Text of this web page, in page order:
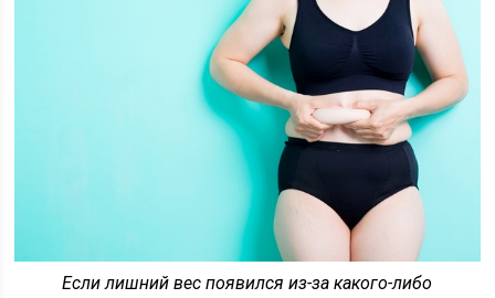
Если лишний вес появился из-за какого-либо